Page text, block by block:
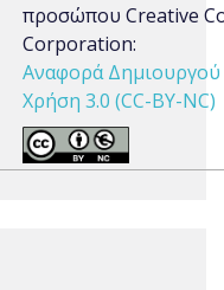
προσώπου Creative
Corporation:
Αναφορά
Χρήση 3.0 (CC-BY-NC)